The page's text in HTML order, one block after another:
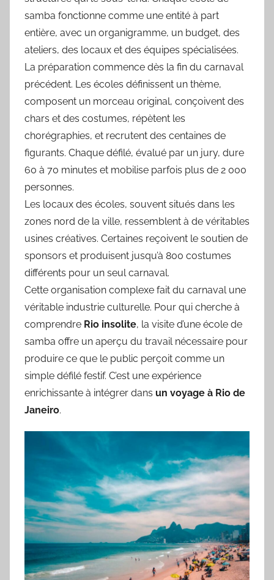
samba fonctionne comme une entité à part
entière, avec un organigramme, un budget, des
ateliers, des locaux et des équipes spécialisées.
La préparation commence dès la fin du carnaval
précédent. Les écoles définissent un thème,
composent un morceau original, conçoivent des
chars et des costumes, répètent les
chorégraphies, et recrutent des centaines de
figurants. Chaque défilé, évalué par un jury, dure
60 à 70 minutes et mobilise parfois plus de 2 000
personnes.
Les locaux des écoles, souvent situés dans les
zones nord de la ville, ressemblent à de véritables
usines créatives. Certaines reçoivent le soutien de
sponsors et produisent jusqu’à 800 costumes
différents pour un seul carnaval.
Cette organisation complexe fait du carnaval une
véritable industrie culturelle. Pour qui cherche à
comprendre Rio insolite, la visite d’une école de
samba offre un aperçu du travail nécessaire pour
produire ce que le public perçoit comme un
simple défilé festif. C’est une expérience
enrichissante à intégrer dans un voyage à Rio de
Janeiro.